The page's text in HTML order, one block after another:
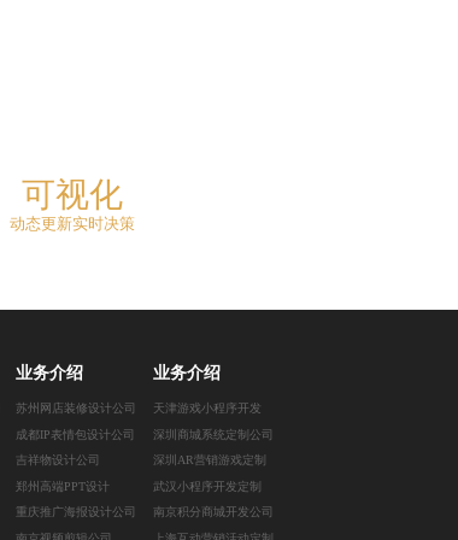
可视化
动态更新实时决策
业务介绍
苏州网店装修设计公司
成都IP表情包设计公司
吉祥物设计公司
郑州高端PPT设计
重庆推广海报设计公司
业务介绍
天津游戏小程序开发
深圳商城系统定制公司
深圳AR营销游戏定制
武汉小程序开发定制
南京积分商城开发公司